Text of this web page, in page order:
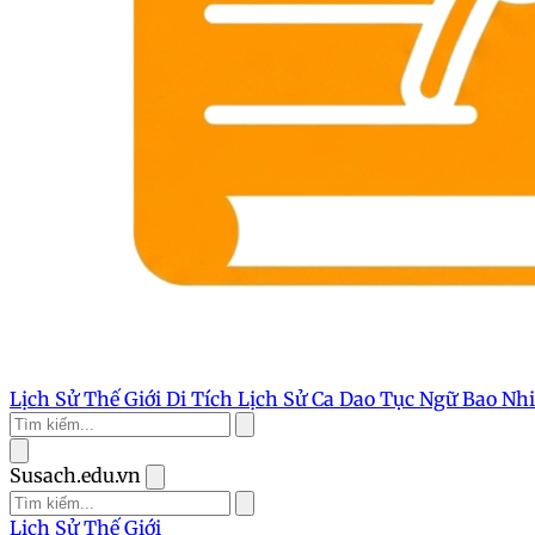
Lịch Sử Thế Giới Di Tích Lịch SửCa Dao Tục NgữBao
Susach.edu.vn
Lịch Sử Thế Giới